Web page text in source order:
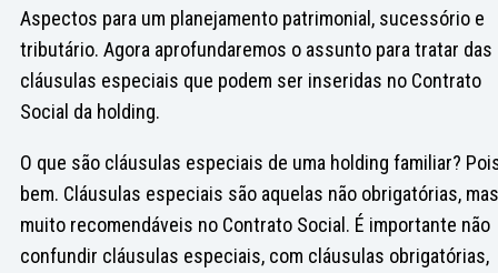
Aspectos para um planejamento patrimonial, sucessório e
tributário. Agora aprofundaremos o assunto para tratar das
cláusulas especiais que podem ser inseridas no Contrato
Social da holding.
O que são cláusulas especiais de uma holding familiar?
bem. Cláusulas especiais são aquelas não obrigatórias, mas
muito recomendáveis no Contrato Social. É importante não
confundir cláusulas especiais, com cláusulas obrigatórias,